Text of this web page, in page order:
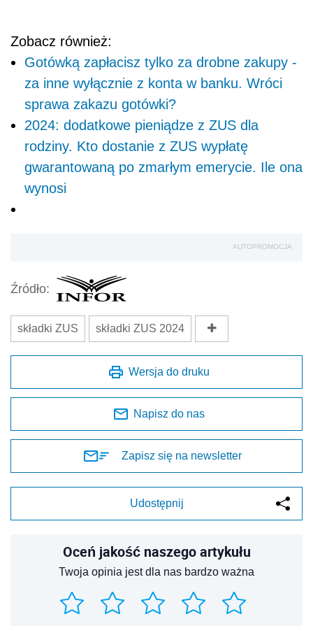
Zobacz również:
Gotówką zapłacisz tylko za drobne zakupy -
za inne wyłącznie z konta w banku. Wróci
sprawa zakazu gotówki?
2024: dodatkowe pieniądze z ZUS dla
rodziny. Kto dostanie z ZUS wypłatę
gwarantowaną po zmarłym emerycie. Ile ona
wynosi
AUTOPROMOCJA
Źródło:
składki ZUS składki ZUS 2024
Wersja do druku
Napisz do nas
Zapisz się na newsletter
Udostępnij
Oceń jakość naszego artykułu
Twoja opinia jest dla nas bardzo ważna